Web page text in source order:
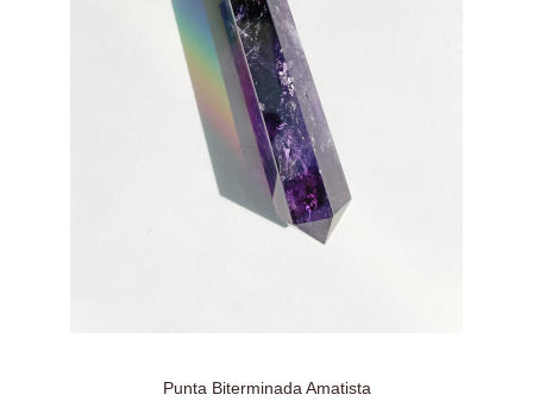
Punta Biterminada Amatista